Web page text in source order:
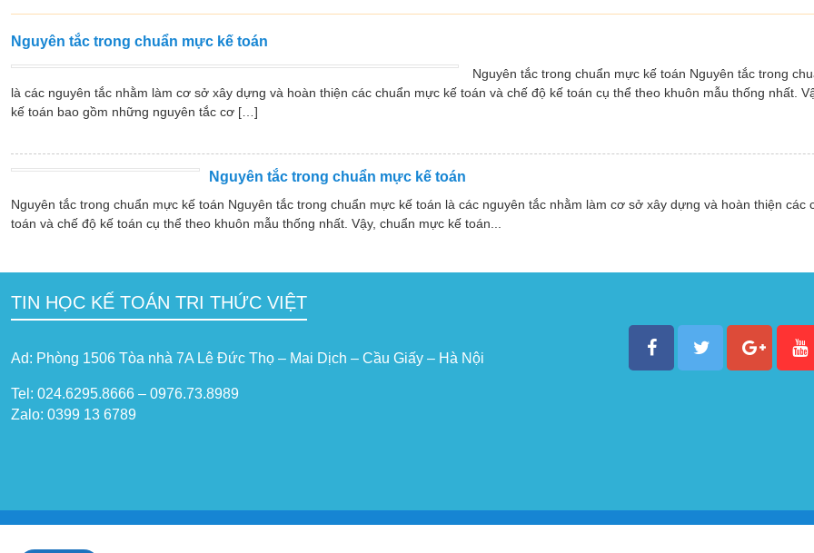
Nguyên tắc trong chuẩn mực kế toán
Nguyên tắc trong chuẩn mực kế toán Nguyên tắc trong
là các nguyên tắc nhằm làm cơ sở xây dựng và hoàn thiện các chuẩn mực kế toán và chế độ kế toán cụ thể theo khuôn mẫu thống nhất.
kế toán bao gồm những nguyên tắc cơ […]
Nguyên tắc trong chuẩn mực kế toán
Nguyên tắc trong chuẩn mực kế toán Nguyên tắc trong chuẩn mực kế toán là các nguyên tắc nhằm làm cơ sở xây dựng và hoàn thiện các
toán và chế độ kế toán cụ thể theo khuôn mẫu thống nhất. Vậy, chuẩn mực kế toán...
TIN HỌC KẾ TOÁN TRI THỨC VIỆT
Ad: Phòng 1506 Tòa nhà 7A Lê Đức Thọ – Mai Dịch – Cầu Giấy – Hà Nội
Tel: 024.6295.8666 – 0976.73.8989
Zalo: 0399 13 6789